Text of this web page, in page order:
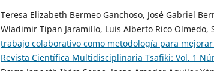
Teresa Elizabeth Bermeo Ganchoso, José Gabriel
Wladimir Tipan Jaramillo, Luis Alberto Rico Olmedo,
trabajo colaborativo como metodología para
Revista Científica Multidisciplinaria Tsafiki: Vol. 1